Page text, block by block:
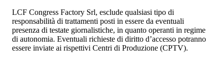
LCF Congress Factory Srl, esclude qualsiasi tipo di
responsabilità di trattamenti posti in essere da eventuali
presenza di testate giornalistiche, in quanto operanti in regime
di autonomia. Eventuali richieste di diritto d’accesso potranno
essere inviate ai rispettivi Centri di Produzione (CPTV).